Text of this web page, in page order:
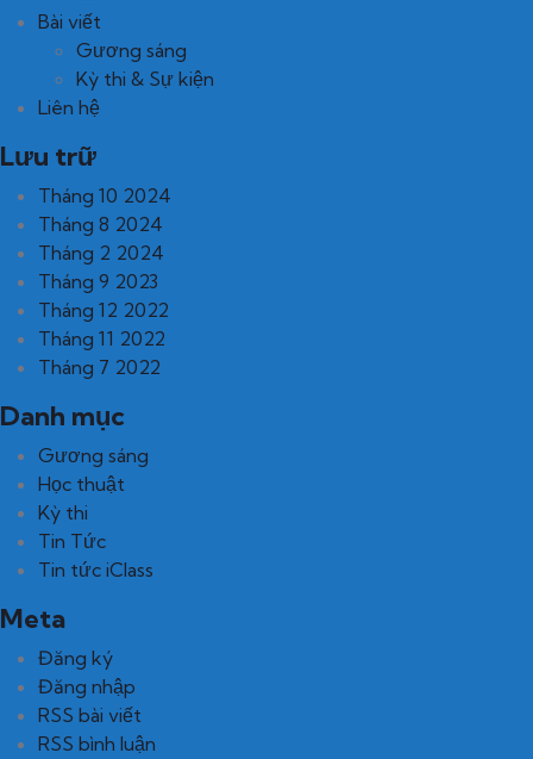
Bài viết
Gương sáng
Kỳ thi & Sự kiện
Liên hệ
Lưu trữ
Tháng 10 2024
Tháng 8 2024
Tháng 2 2024
Tháng 9 2023
Tháng 12 2022
Tháng 11 2022
Tháng 7 2022
Danh mục
Gương sáng
Học thuật
Kỳ thi
Tin Tức
Tin tức iClass
Meta
Đăng ký
Đăng nhập
RSS bài viết
RSS bình luận